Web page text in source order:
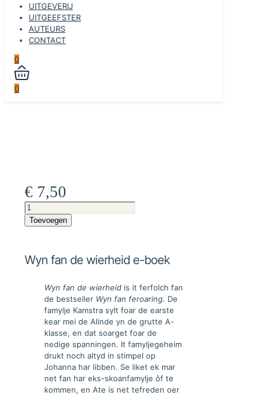
UITGEVERIJ
UITGEEFSTER
AUTEURS
CONTACT
0
0
€ 7,50
Wyn
fan
de
boek
Toevoegen
Wyn fan de wierheid e-boek
Wyn fan de wierheid is it ferfolch fan
de bestseller Wyn fan feroaring. De
famylje Kamstra sylt foar de earste
kear mei de Alinde yn de grutte A-
klasse, en dat soarget foar de
nedige spanningen. It famyljegeheim
drukt noch altyd in stimpel op
Johanna har libben. Se liket ek mar
net fan har eks-skoanfamylje ôf te
kommen, en Ate is net tefreden oer